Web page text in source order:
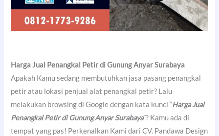
Harga Jual Penangkal Petir di Gunung Anyar Surabaya
Apakah Kamu sedang membutuhkan jasa pasang penangkal
petir atau lokasi penjual alat penangkal petir? Lalu
melakukan browsing di Google dengan kata kunci “Harga Jual
Penangkal Petir di Gunung Anyar Surabaya”? Kamu ada di
tempat yang pas! Perkenalkan Kami dari CV. Pandawa Design